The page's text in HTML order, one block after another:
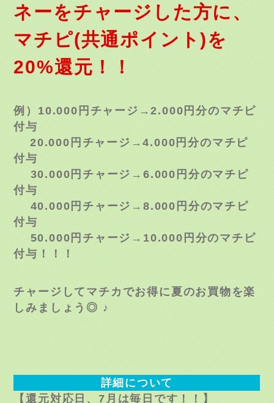
ネーをチャージした方に、
マチピ(共通ポイント)を
20%還元！！
例）10.000円チャージ→2.000円分のマチピ
付与
20.000円チャージ→4.000円分のマチピ
付与
30.000円チャージ→6.000円分のマチピ
付与
40.000円チャージ→8.000円分のマチピ
付与
50.000円チャージ→10.000円分のマチピ
付与！！！
チャージしてマチカでお得に夏のお買物を楽
しみましょう◎ ♪
詳細について
【還元対応日、7月は毎日です！！】